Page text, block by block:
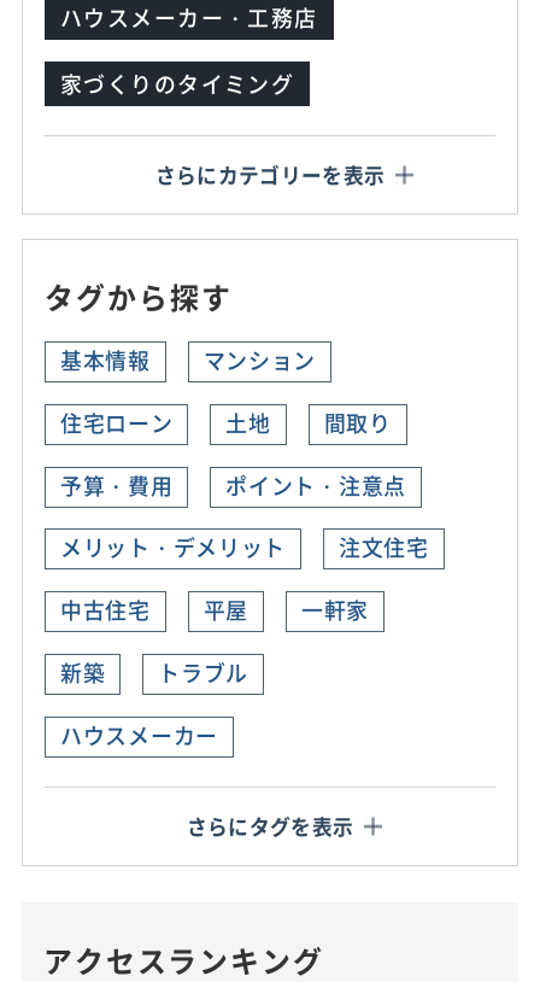
ハウスメーカー・工務店
家づくりのタイミング
さらにカテゴリーを表示
タグから探す
基本情報
マンション
住宅ローン
土地
間取り
予算・費用
ポイント・注意点
メリット・デメリット
注文住宅
中古住宅
平屋
一軒家
新築
トラブル
ハウスメーカー
さらにタグを表示
アクセスランキング